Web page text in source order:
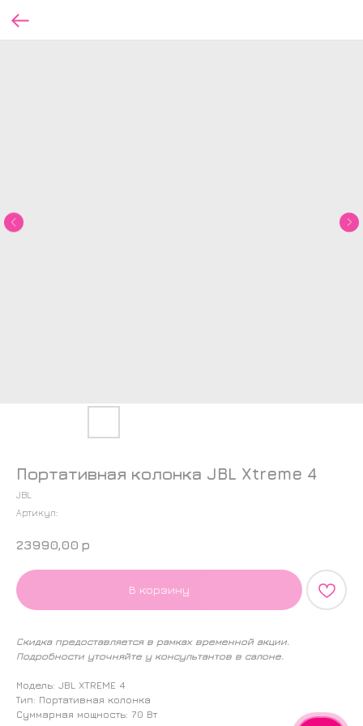
Портативная колонка JBL Xtreme 4
JBL
Артикул:
23990,00 р
В корзину
Скидка предоставляется в рамках временной акции.
Подробности уточняйте у консультантов в салоне.
Модель: JBL XTREME 4
Тип: Портативная колонка
Суммарная мощность: 70 Вт